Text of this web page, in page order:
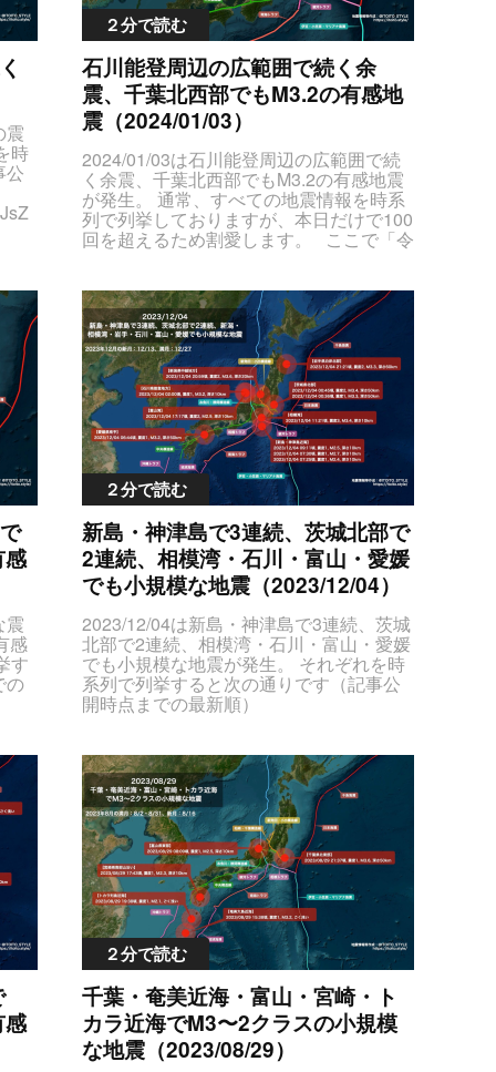
２分で読む
石川能登周辺の広範囲で続く余
震、千葉北西部でもM3.2の有感地
震（2024/01/03）
2024/01/03は石川能登周辺の広範囲で続
く余震、千葉北西部でもM3.2の有感地震
が発生。 通常、すべての地震情報を時系
列で列挙しておりますが、本日だけで100
回を超えるため割愛します。 ここで「令
みます。 2024年1月2日〜2024年1月3日
にかけて起きている最大震度5強の地震
は、M4.6 → 5.0 → 5.5と規模（マグニチ
ュード）は増加しています。1時間あたり
の有感地震の発生回数を見る限りは一応
の減少傾向が見られるため、収束には向
かっていきそうです。しかし、今後数日
以内に再び最大震度7クラスの地震が発生
する可能性も残ることから、まだ余談を
許さない状況となっています。 被災地の
中でも特に能登半島先端の珠洲市では住
宅の全壊が1千棟と壊滅的な被害となって
いますが、被害が大きかった要因の１つ
に住宅や建物の耐震改修が追いついてい
なかった可能性が挙げられます。報道さ
れる映像を見ていても、瓦屋根などの住
宅の倒壊が目立っている印象を受けまし
た。 珠洲市建設課が公開している平成31
年の資料では、平成30年度末時点で住宅
は51%しか耐震化が進んでいなかったよ
うです（多数の者が利用する建築物の耐
震化率は86%）参考資料：珠洲市耐震改
https://www.city.suzu.lg.jp/uploaded/attach
ment/2024.pdf被災地では避難所が開設さ
れてますが、震度6強を観測した珠洲市で
避難所になっている小学校では収容可能
人数が約290人にも関わらず700人が集ま
り、避難者であふれかえっている状況と
なっています。 水・食料・毛布・暖を取
るための道具などの物資も不足、路上に
停めた車での車中泊をされる避難者も出
ており、過去の震災でも繰り返された状
況がここでも発生してます。 他の地域の
かたがたにとっても「対岸の火事」では
ありません。今後、首都直下地震や南海
トラフ巨大地震などが発生する想定とな
っており、実際に発生した場合の死傷者
数や建物の倒壊被害は今回の大地震とは
２分で読む
新島・神津島で3連続、茨城北部で
2連続、相模湾・石川・富山・愛媛
でも小規模な地震（2023/12/04）
2023/12/04は新島・神津島で3連続、茨城
北部で2連続、相模湾・石川・富山・愛媛
でも小規模な地震が発生。 それぞれを時
系列で列挙すると次の通りです（記事公
開時点までの最新順）
aWduJTNBY2VudGVyJTNCJTdELmNlbn
RlclBvaW50JTdCdGV4dC1hbGlnbiUzQ
WxlZnQlM0IlN0QlM0MlMkZzdHlsZSUzR
SUzQ3RhYmxlJTIwY2xhc3MlM0QlMjJ0Y
WJsZSUyMHRhYmxlLWVxZGF0YXMlMjI
lMjBzdHlsZSUzRCUyMnRleHQtYWxpZ2
4lM0FjZW50ZXIlM0IlMjIlM0UlM0N0aGVh
ZCUzRSUzQ3RyJTIwc3R5bGUlM0QlMjJ
iYWNrZ3JvdW5kLWNvbG9yJTNBJTIzZG
RkJTNCJTIyJTNFJTNDdGglM0UlRTclOT
klQkElRTclOTQlOUYlRTYlOTclQTUlRTYl
OTklODIlM0MlMkZ0aCUzRSUzQ3RoJTN
FJUU5JTlDJTg3JUU2JUJBJTkwJTNDJT
JGdGglM0UlM0N0aCUzRSVFOSU5QyU
4NyVFNSVCQSVBNiUzQyUyRnRoJTNF
JTNDdGglM0UlRTglQTYlOEYlRTYlQTgl
２分で読む
千葉・奄美近海・富山・宮崎・ト
カラ近海でM3〜2クラスの小規模
な地震（2023/08/29）